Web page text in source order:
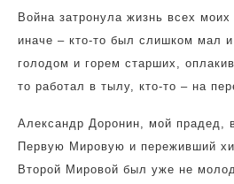
Война затронула жизнь всех моих
иначе – кто-то был слишком мал
голодом и горем старших,
то работал в тылу, кто-то – на
Александр Доронин, мой прадед,
Первую Мировую и переживший
Второй Мировой был уже не